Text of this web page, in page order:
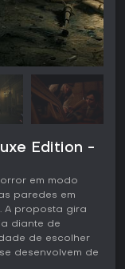
Edition -
em modo
paredes em
A proposta gira
diante de
de escolher
desenvolvem de